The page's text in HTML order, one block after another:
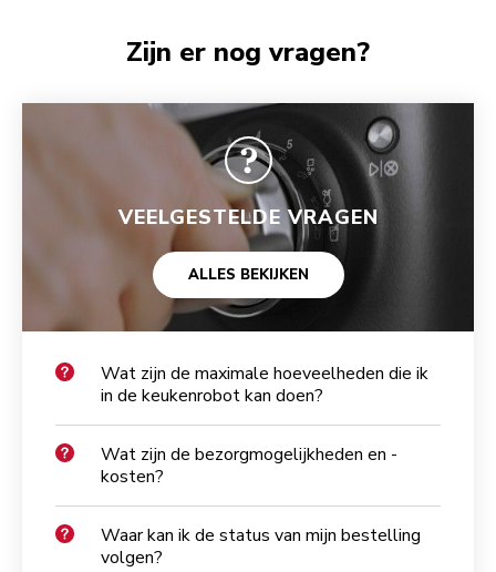
Zijn er nog vragen?
VEELGESTELDE VRAGEN
ALLES BEKIJKEN
Wat zijn de maximale hoeveelheden die ik
in de keukenrobot kan doen?
Wat zijn de bezorgmogelijkheden en -
kosten?
Waar kan ik de status van mijn bestelling
volgen?